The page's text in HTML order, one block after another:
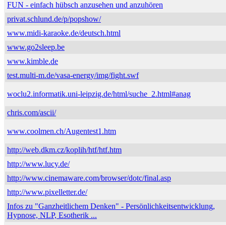
FUN - einfach hübsch anzusehen und anzuhören
privat.schlund.de/p/popshow/
www.midi-karaoke.de/deutsch.html
www.go2sleep.be
www.kimble.de
test.multi-m.de/vasa-energy/img/fight.swf
woclu2.informatik.uni-leipzig.de/html/suche_2.html#anag
chris.com/ascii/
www.coolmen.ch/Augentest1.htm
http://web.dkm.cz/koplih/htf/htf.htm
http://www.lucy.de/
http://www.cinemaware.com/browser/dotc/final.asp
http://www.pixelletter.de/
Infos zu "Ganzheitlichem Denken" - Persönlichkeitsentwicklung,
Hypnose, NLP, Esotherik ...